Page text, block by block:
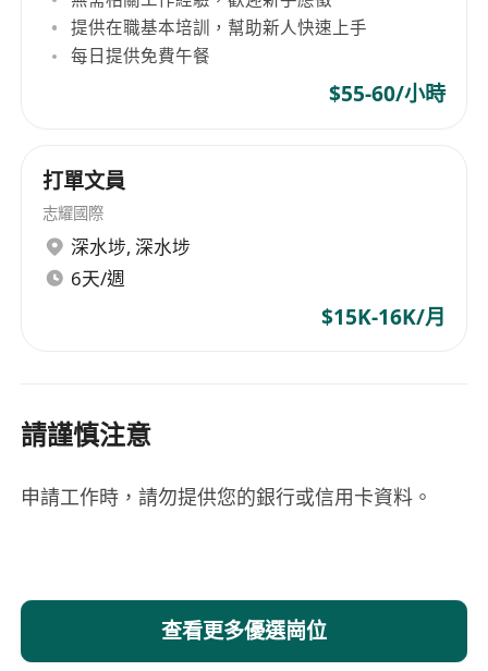
提供在職基本培訓，幫助新人快速上手
每日提供免費午餐
$55-60/小時
打單文員
志耀國際
深水埗, 深水埗
6天/週
$15K-16K/月
請謹慎注意
申請工作時，請勿提供您的銀行或信用卡資料。
查看更多優選崗位